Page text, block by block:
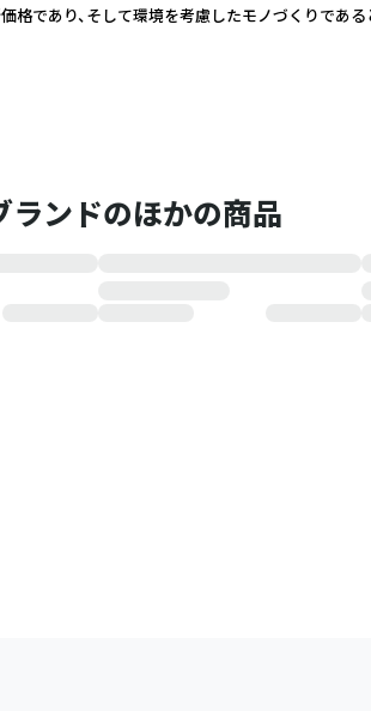
格であり、そして環境を考慮したモノづくりである
ランドのほかの商品